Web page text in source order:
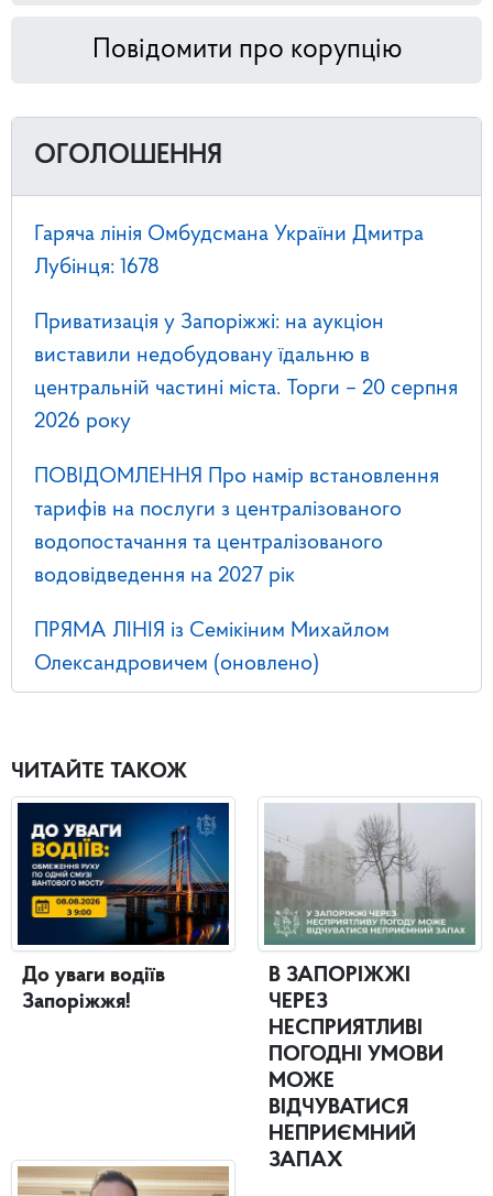
Повідомити про корупцію
ОГОЛОШЕННЯ
Гаряча лінія Омбудсмана України Дмитра
Лубінця: 1678
Приватизація у Запоріжжі: на аукціон
виставили недобудовану їдальню в
центральній частині міста. Торги – 20 серпня
2026 року
ПОВІДОМЛЕННЯ Про намір встановлення
тарифів на послуги з централізованого
водопостачання та централізованого
водовідведення на 2027 рік
ПРЯМА ЛІНІЯ із Семікіним Михайлом
Олександровичем (оновлено)
ЧИТАЙТЕ ТАКОЖ
До уваги водіїв
Запоріжжя!
В ЗАПОРІЖЖІ
ЧЕРЕЗ
НЕСПРИЯТЛИВІ
ПОГОДНІ УМОВИ
МОЖЕ
ВІДЧУВАТИСЯ
НЕПРИЄМНИЙ
ЗАПАХ